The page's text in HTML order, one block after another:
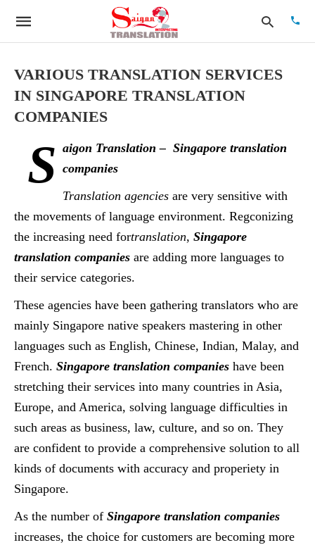
VARIOUS TRANSLATION SERVICES
IN SINGAPORE TRANSLATION
COMPANIES
S aigon Translation – Singapore translation
companies
Translation agencies are very sensitive with
the movements of language environment. Regconizing
the increasing need fortranslation, Singapore
translation companies are adding more languages to
their service categories.
These agencies have been gathering translators who are
mainly Singapore native speakers mastering in other
languages such as English, Chinese, Indian, Malay, and
French. Singapore translation companies have been
stretching their services into many countries in Asia,
Europe, and America, solving language difficulties in
such areas as business, law, culture, and so on. They
are confident to provide a comprehensive solution to all
kinds of documents with accuracy and properiety in
Singapore.
As the number of Singapore translation companies
increases, the choice for customers are becoming more